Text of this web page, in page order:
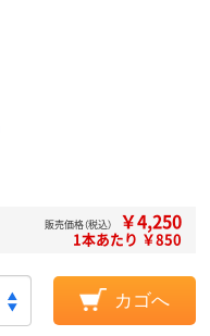
販売価格（税込） ￥4,250
1本あたり ￥850
カゴへ